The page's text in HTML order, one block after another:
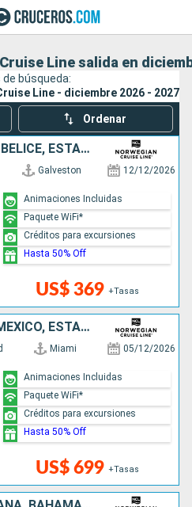
Line salida en
búsqueda:
Line - diciembre 2026 - 2027
Ordenar
MÉXICO, HONDURAS, BELICE, ESTADOS UNIDOS
Galveston 12/12/2026
US$ 369 +Tasas
Animaciones Incluidas
Paquete WiFi*
Créditos para excursiones
Hasta 50% Off
HONDURAS, BELICE, MÉXICO, ESTADOS UNIDOS
Miami 05/12/2026
US$ 699 +Tasas
Animaciones Incluidas
Paquete WiFi*
Créditos para excursiones
Hasta 50% Off